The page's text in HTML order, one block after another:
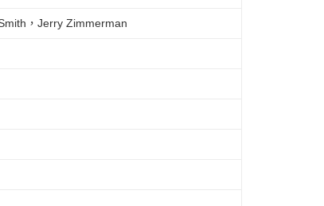
，Jerry Zimmerman